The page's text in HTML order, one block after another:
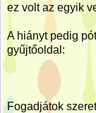
ez volt az egyik
A hiányt pedig
gyűjtőoldal:
Fogadjátok